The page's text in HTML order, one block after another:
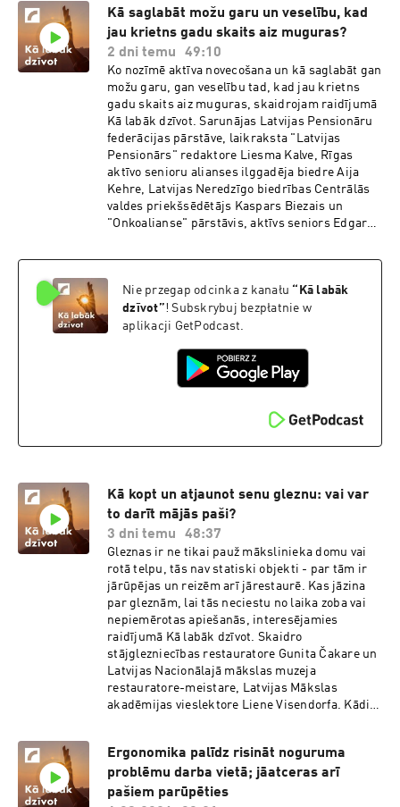
cilvēkus, kuri stāv ļoti tālu no motocikliem. Mēs
no tās riepu svilināšanas, no tās degošās
gumijas smakas uzlādējamies. Mums tas patīk.
Mums ir skaļākā motocikla izpūtēja skaņas
konkursi un visdažādākās lietas, ko mēs tur
darām. Un tas ir forši," raidījumā bilst Dace
Brakša. "Pēdējos gados mani novērojumi
eksāmenos - gan motoeksāmenos, gan
automašīnu - ir tādi, ka tolerance Latvijas
autobraucēju vidū viennozīmīgi ir uzlabojusies
un sadarbības spējas savstarpējās ir diezgan
augstā līmenī, neskatoties uz šiem sliktajiem
rādītājiem negadījumu statistikā," bilst
košus elementus, spilgtas krāsas elementus
savā ekipējumā," mudina Kristīne Rostoka.
"Pētījumi pierāda, ka autovadītāji motociklus
mazs, un autovadītājs ir pieradis meklēt
spoguļos līdzīga izmēra objektus, tātad
automašīnas. Un tad, kad tas mazais
pamanāms. Un kā mēs to varam nodrošināt? Ar
ir motocikls, man ir jābrauc uz ielas vienai pašai
pa vienu no aktīvākajām ielām Rīgā, man trīc
kāja. Man jāpārslēdz ātrums, man trīc kājas,
bet tas ir jāpārvar," vērtē Sabīne Koklačova. "Tā
ir braukšanas vaina, jo vairāk brauksi, jo vairāk
pieradīsi pie satiksmes, it sevišķi Rīgā. Rīgas
braucējiem tas ir izaicinājums sākumā. Tik
daudz situāciju bīstamu kā Rīgā, izbraukājot
visu Eiropu, man joprojām nekur citur nav bijis.
Visu laiku ir jādomā līdzi. Bet bailēm ir jābūt un
tas ir labi. Jābūt bišķiņ pietātei pret
motocikliem."
Kā saglabāt možu garu un veselību, kad
jau krietns gadu skaits aiz muguras?
2 dni temu
49:10
Ko nozīmē aktīva novecošana un kā saglabāt gan
možu garu, gan veselību tad, kad jau krietns
gadu skaits aiz muguras, skaidrojam raidījumā
Kā labāk dzīvot. Sarunājas Latvijas Pensionāru
federācijas pārstāve, laikraksta "Latvijas
Pensionārs" redaktore Liesma Kalve, Rīgas
aktīvo senioru alianses ilggadēja biedre Aija
Kehre, Latvijas Neredzīgo biedrības Centrālās
valdes priekšsēdētājs Kaspars Biezais un
"Onkoalianse" pārstāvis, aktīvs seniors Edgars
Nie przegap odcinka z kanału “ Kā labāk
dzīvot”! Subskrybuj bezpłatnie w
aplikacji GetPodcast.
Kā kopt un atjaunot senu gleznu: vai var
to darīt mājās paši?
3 dni temu
48:37
Gleznas ir ne tikai pauž mākslinieka domu vai
rotā telpu, tās nav statiski objekti - par tām ir
jārūpējas un reizēm arī jārestaurē. Kas jāzina
par gleznām, lai tās neciestu no laika zoba vai
nepiemērotas apiešanās, interesējamies
raidījumā Kā labāk dzīvot. Skaidro
stājglezniecības restauratore Gunita Čakare un
Latvijas Nacionālajā mākslas muzeja
restauratore-meistare, Latvijas Mākslas
akadēmijas vieslektore Liene Visendorfa. Kādi
"Svarīgākais, ja runājam par glezniecību, mājās
glezniecības darbus nevajadzētu likt vietā, kur
tos tieši apspīd saule, jo ultravioletais
Ergonomika palīdz risināt noguruma
problēmu darba vietā; jāatceras arī
pašiem parūpēties